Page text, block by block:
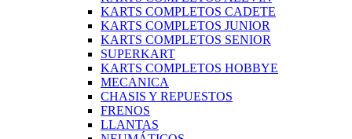
KARTS COMPLETOS CADETE
KARTS COMPLETOS JUNIOR
KARTS COMPLETOS SENIOR
SUPERKART
KARTS COMPLETOS HOBBYE
MECANICA
CHASIS Y REPUESTOS
FRENOS
LLANTAS